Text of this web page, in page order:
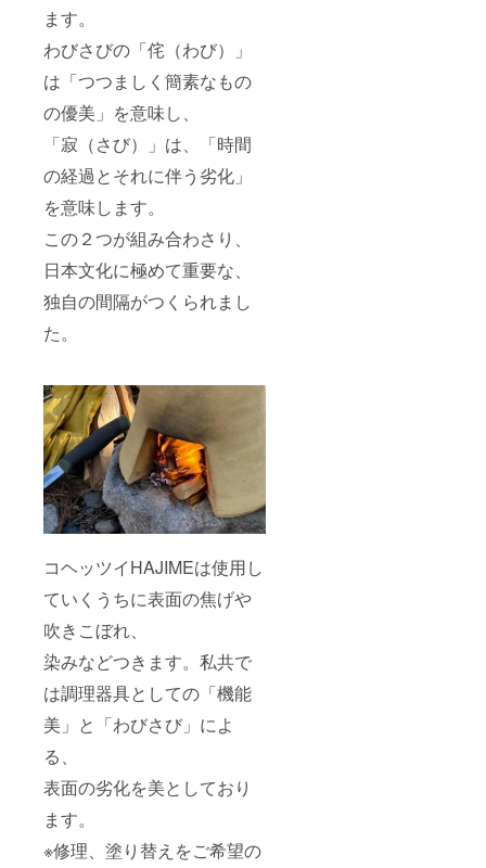
ます。
わびさびの「侘（わび）」
は「つつましく簡素なもの
の優美」を意味し、
「寂（さび）」は、「時間
の経過とそれに伴う劣化」
を意味します。
この２つが組み合わさり、
日本文化に極めて重要な、
独自の間隔がつくられまし
た。
コヘッツイHAJIMEは使用し
ていくうちに表面の焦げや
吹きこぼれ、
染みなどつきます。私共で
は調理器具としての「機能
美」と「わびさび」によ
る、
表面の劣化を美としており
ます。
※修理、塗り替えをご希望の